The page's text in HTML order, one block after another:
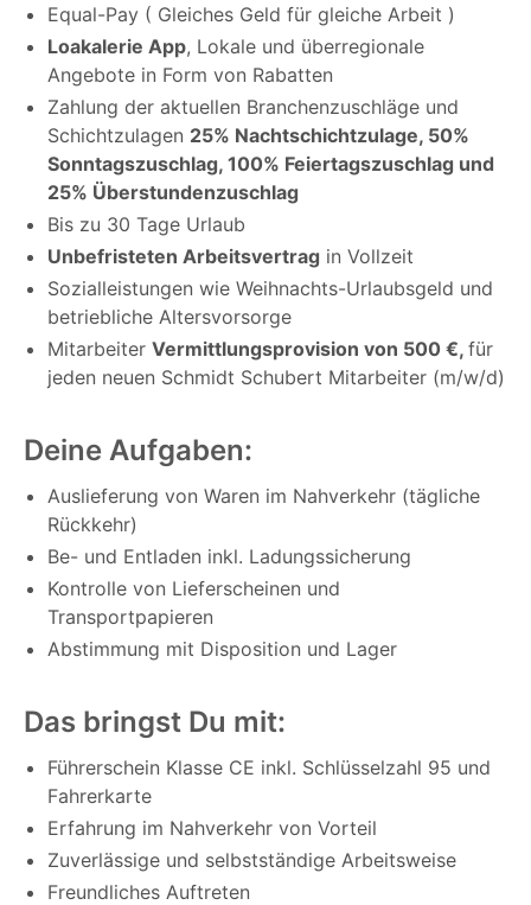
Equal-Pay ( Gleiches Geld für gleiche Arbeit )
Loakalerie App, Lokale und überregionale
Angebote in Form von Rabatten
Zahlung der aktuellen Branchenzuschläge und
Schichtzulagen 25% Nachtschichtzulage, 50%
Sonntagszuschlag, 100% Feiertagszuschlag und
25% Überstundenzuschlag
Bis zu 30 Tage Urlaub
Unbefristeten Arbeitsvertrag in Vollzeit
Sozialleistungen wie Weihnachts-Urlaubsgeld und
betriebliche Altersvorsorge
Mitarbeiter Vermittlungsprovision von 500 €, für
jeden neuen Schmidt Schubert Mitarbeiter (m/w/d)
Deine Aufgaben:
Auslieferung von Waren im Nahverkehr (tägliche
Rückkehr)
Be- und Entladen inkl. Ladungssicherung
Kontrolle von Lieferscheinen und
Transportpapieren
Abstimmung mit Disposition und Lager
Das bringst Du mit:
Führerschein Klasse CE inkl. Schlüsselzahl 95 und
Fahrerkarte
Erfahrung im Nahverkehr von Vorteil
Zuverlässige und selbstständige Arbeitsweise
Freundliches Auftreten